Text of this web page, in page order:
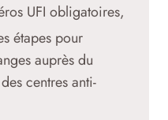
UFI obligatoires,
étapes pour
auprès du
centres anti-